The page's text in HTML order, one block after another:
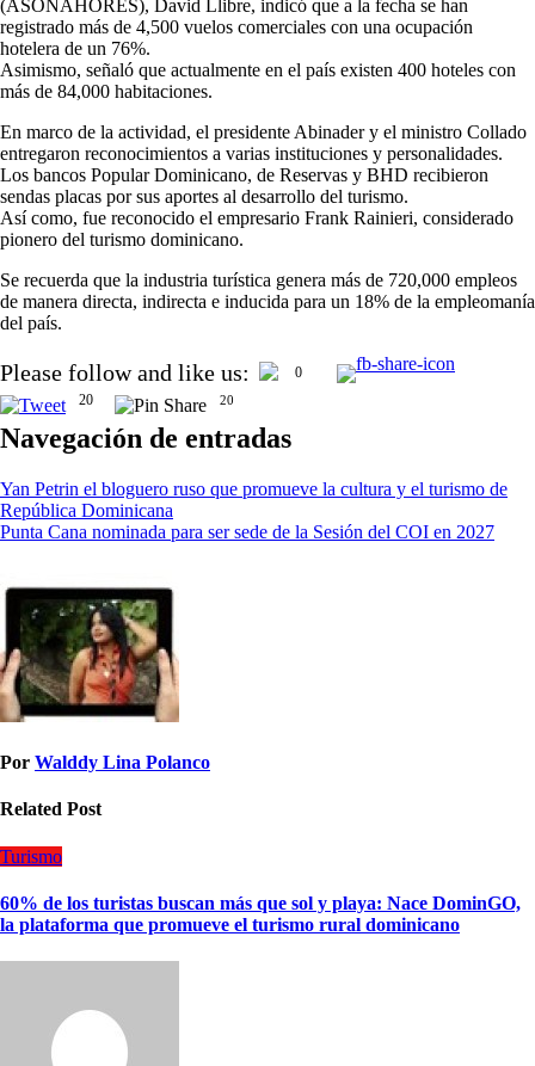
(ASONAHORES), David Llibre, indicó que a la fecha se han
registrado más de 4,500 vuelos comerciales con una ocupación
hotelera de un 76%.
Asimismo, señaló que actualmente en el país existen 400 hoteles con
más de 84,000 habitaciones.
En marco de la actividad, el presidente Abinader y el ministro Collado
entregaron reconocimientos a varias instituciones y personalidades.
Los bancos Popular Dominicano, de Reservas y BHD recibieron
sendas placas por sus aportes al desarrollo del turismo.
Así como, fue reconocido el empresario Frank Rainieri, considerado
pionero del turismo dominicano.
Se recuerda que la industria turística genera más de 720,000 empleos
de manera directa, indirecta e inducida para un 18% de la empleomanía
del país.
Please follow and like us:
0
20
20
Navegación de entradas
Yan Petrin el bloguero ruso que promueve la cultura y el turismo de
República Dominicana
Punta Cana nominada para ser sede de la Sesión del COI en 2027
Por Walddy Lina Polanco
Related Post
Turismo
60% de los turistas buscan más que sol y playa: Nace DominGO,
la plataforma que promueve el turismo rural dominicano